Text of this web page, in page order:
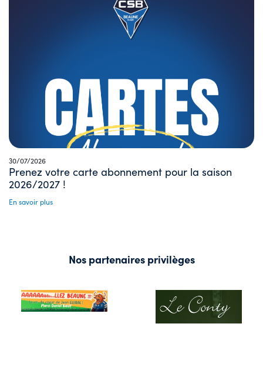
30/07/2026
Prenez votre carte abonnement pour la saison
2026/2027 !
En savoir plus
Nos partenaires privilèges